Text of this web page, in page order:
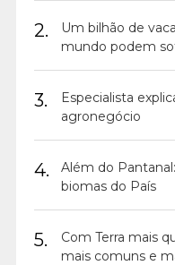
2.
Um bilhão de
mundo podem
3.
Especialista
agronegócio
4.
Além do
biomas do País
5.
Com Terra mais
mais comuns e